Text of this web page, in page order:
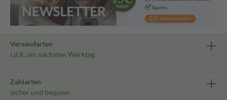
Versandarten
i.d.R. am nächsten Werktag
Zahlarten
sicher und bequem